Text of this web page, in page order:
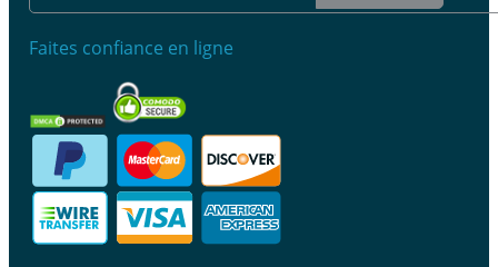
Faites confiance en ligne